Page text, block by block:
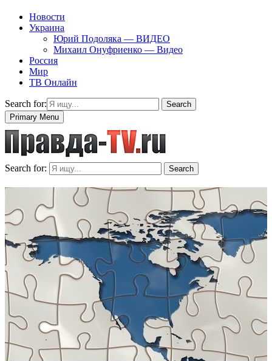
Новости
Украина
Юрий Подоляка — ВИДЕО
Михаил Онуфриенко — Видео
Россия
Мир
ТВ Онлайн
Search for:
Search
Primary Menu
Search for: Search